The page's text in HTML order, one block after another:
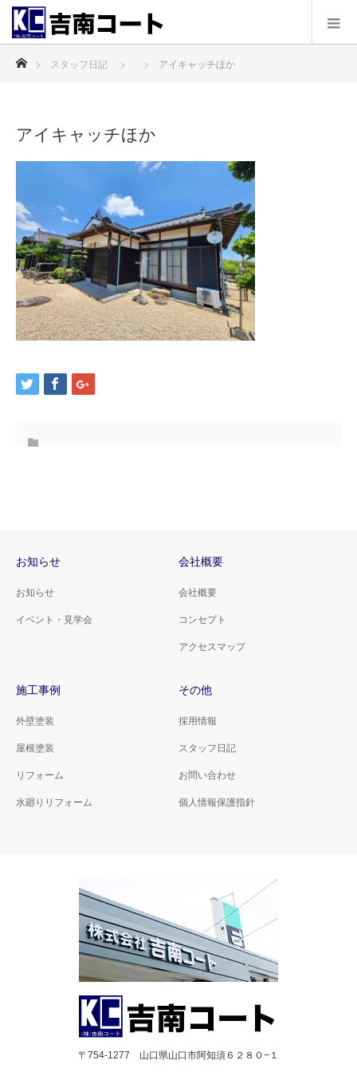
スタッフ日記 アイキャッチほか
アイキャッチほか
お知らせ
お知らせ
イベント・見学会
会社概要
会社概要
コンセプト
アクセスマップ
施工事例
外壁塗装
屋根塗装
リフォーム
水廻りリフォーム
その他
採用情報
スタッフ日記
お問い合わせ
個人情報保護指針
〒754-1277 山口県山口市阿知須６２８０−１